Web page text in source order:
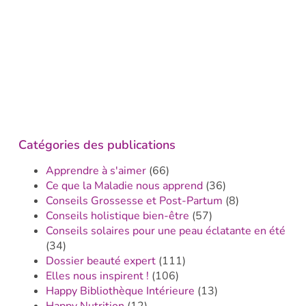
Catégories des publications
Apprendre à s'aimer(66)
Ce que la Maladie nous apprend(36)
Conseils Grossesse et Post-Partum (8)
Conseils holistique bien-être (57)
Conseils solaires pour une peau éclatante en été
(34)
Dossier beauté expert(111)
Elles nous inspirent ! (106)
Happy Bibliothèque Intérieure (13)